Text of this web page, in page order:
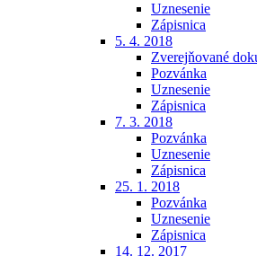
Uznesenie
Zápisnica
5. 4. 2018
Zverejňované
Pozvánka
Uznesenie
Zápisnica
7. 3. 2018
Pozvánka
Uznesenie
Zápisnica
25. 1. 2018
Pozvánka
Uznesenie
Zápisnica
14. 12. 2017